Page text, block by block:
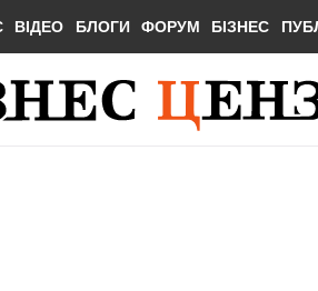
ВІДЕО БЛОГИ ФОРУМ БІЗНЕС